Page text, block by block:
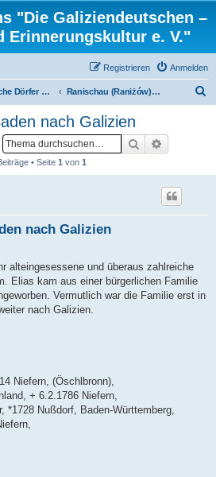
"Die Galiziendeutschen –
Erinnerungskultur e. V."
Anmelden
Registrieren
Evangelische Dörfer und ortsbezogene Familienforschung Ranischau (Raniżów) Kreis Kolbuszowa/ Polen
nach Galizien
Suche
• Seite 1 von 1
nach Galizien
alteingesessene und überaus zahlreiche
Elias kam aus einer bürgerlichen Familie
Vermutlich war die Familie erst in
nach Galizien.
Niefern, (Öschlbronn),
+ 6.2.1786 Niefern,
*1728 Nußdorf, Baden-Württemberg,